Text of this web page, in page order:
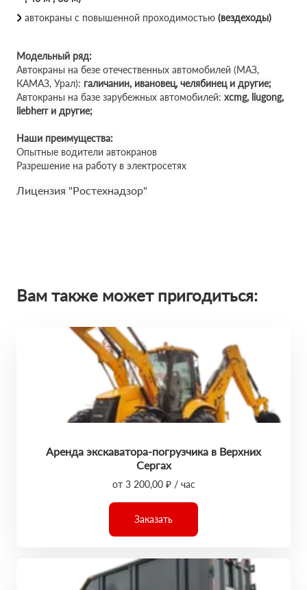
автокраны с повышенной проходимостью (вездеходы)
Модельный ряд:
Автокраны на безе отечественных автомобилей (МАЗ,
КАМАЗ, Урал): галичанин, ивановец, челябинец и другие;
Автокраны на базе зарубежных автомобилей: xcmg, liugong,
liebherr и другие;
Наши преимущества:
Опытные водители автокранов
Разрешение на работу в электросетях
Лицензия "Ростехнадзор"
Вам также может пригодиться:
Аренда экскаватора-погрузчика в Верхних
Сергах
от 3 200,00 ₽ / час
Заказать